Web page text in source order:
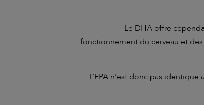
Le DHA offre
fonctionnement du cerveau et
L’EPA n’est donc pas